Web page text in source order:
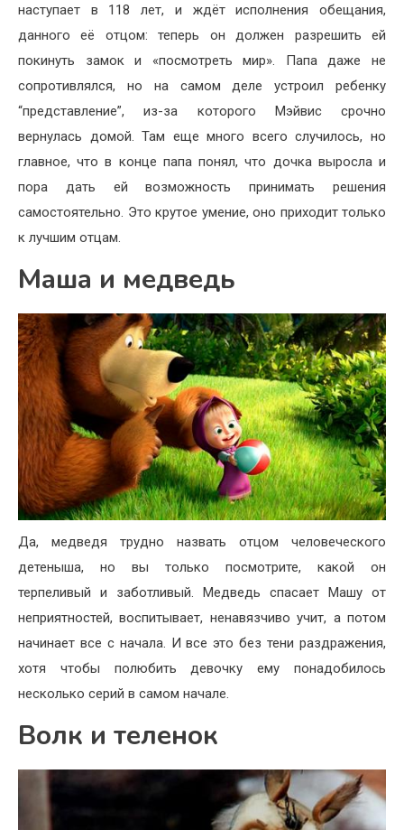
наступает в 118 лет, и ждёт исполнения обещания,
данного её отцом: теперь он должен разрешить ей
покинуть замок и «посмотреть мир». Папа даже не
сопротивлялся, но на самом деле устроил ребенку
“представление”, из-за которого Мэйвис срочно
вернулась домой. Там еще много всего случилось, но
главное, что в конце папа понял, что дочка выросла и
пора дать ей возможность принимать решения
самостоятельно. Это крутое умение, оно приходит только
к лучшим отцам.
Маша и медведь
Да, медведя трудно назвать отцом человеческого
детеныша, но вы только посмотрите, какой он
терпеливый и заботливый. Медведь спасает Машу от
неприятностей, воспитывает, ненавязчиво учит, а потом
начинает все с начала. И все это без тени раздражения,
хотя чтобы полюбить девочку ему понадобилось
несколько серий в самом начале.
Волк и теленок